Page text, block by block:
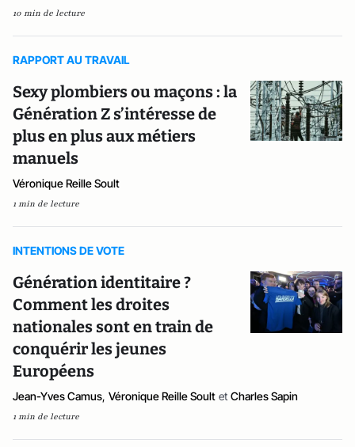
10 min de lecture
RAPPORT AU TRAVAIL
Sexy plombiers ou maçons : la
Génération Z s’intéresse de
plus en plus aux métiers
manuels
Véronique Reille Soult
1 min de lecture
INTENTIONS DE VOTE
Génération identitaire ?
Comment les droites
nationales sont en train de
conquérir les jeunes
Européens
Jean-Yves Camus, Véronique Reille Soult et Charles Sapin
1 min de lecture